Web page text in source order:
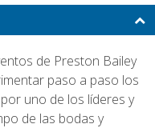
de Preston Bailey
paso a paso los
uno de los líderes y
de las bodas y